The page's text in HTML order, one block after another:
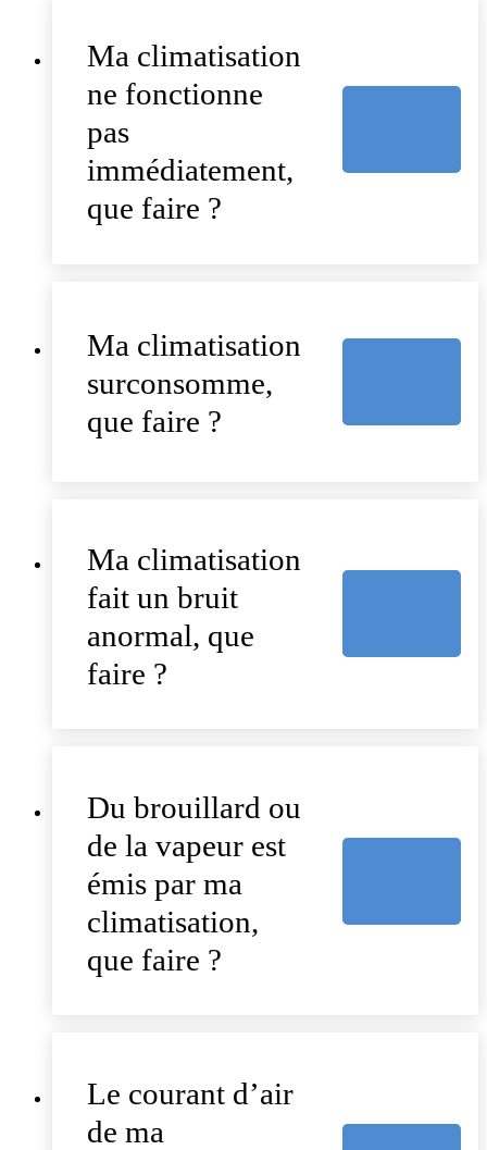
Ma climatisation
ne fonctionne
pas
immédiatement,
que faire ?
Ma climatisation
surconsomme,
que faire ?
Ma climatisation
fait un bruit
anormal, que
faire ?
Du brouillard ou
de la vapeur est
émis par ma
climatisation,
que faire ?
Le courant d’air
de ma